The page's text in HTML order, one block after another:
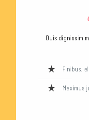
Duis dignissim
Finibus,
Maximus